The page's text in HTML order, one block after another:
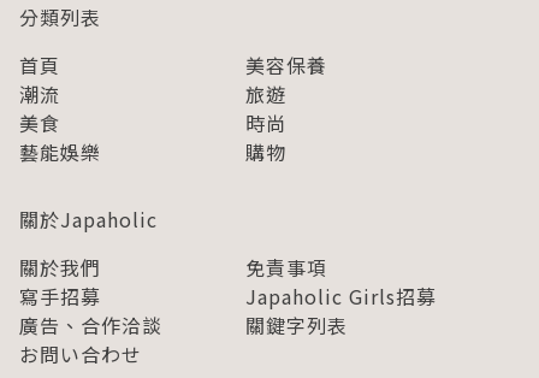
分類列表
首頁
美容保養
潮流
旅遊
美食
時尚
藝能娛樂
購物
關於Japaholic
關於我們
免責事項
寫手招募
Japaholic Girls招募
廣告、合作洽談
關鍵字列表
お問い合わせ